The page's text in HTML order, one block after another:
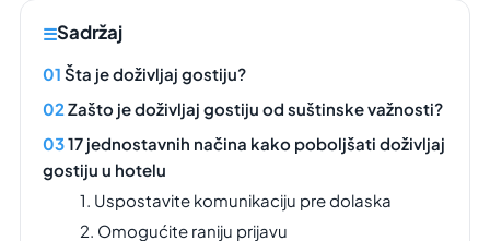
Sadržaj
Šta je doživljaj gostiju?
Zašto je doživljaj gostiju od suštinske važnosti?
17 jednostavnih načina kako poboljšati doživljaj
gostiju u hotelu
1. Uspostavite komunikaciju pre dolaska
2. Omogućite raniju prijavu